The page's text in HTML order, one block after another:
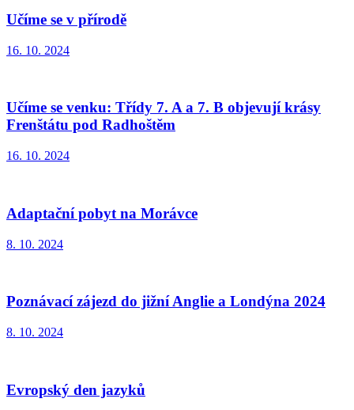
Učíme se v přírodě
16. 10. 2024
Učíme se venku: Třídy 7. A a 7. B objevují krásy
Frenštátu pod Radhoštěm
16. 10. 2024
Adaptační pobyt na Morávce
8. 10. 2024
Poznávací zájezd do jižní Anglie a Londýna 2024
8. 10. 2024
Evropský den jazyků